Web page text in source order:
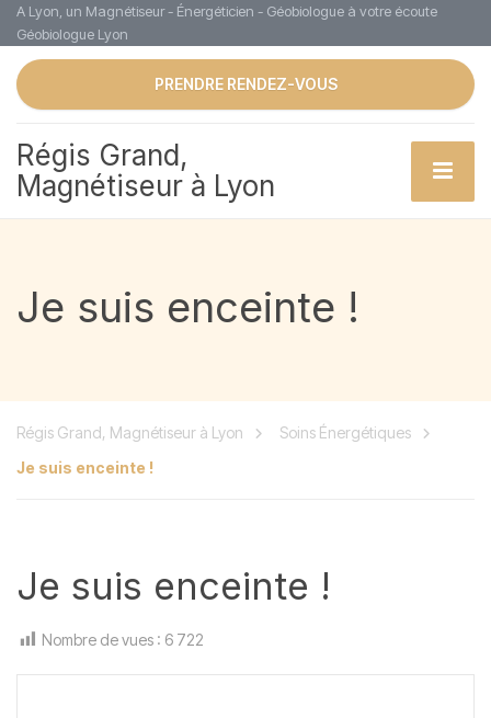
A Lyon, un Magnétiseur - Énergéticien - Géobiologue à votre écoute
Géobiologue Lyon
PRENDRE RENDEZ-VOUS
Régis Grand,
Magnétiseur à Lyon
Je suis enceinte !
Régis Grand, Magnétiseur à Lyon
Soins Énergétiques
Je suis enceinte !
Je suis enceinte !
Nombre de vues : 6 722